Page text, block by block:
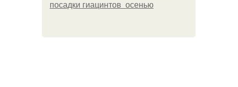
посадки гиацинтов осенью